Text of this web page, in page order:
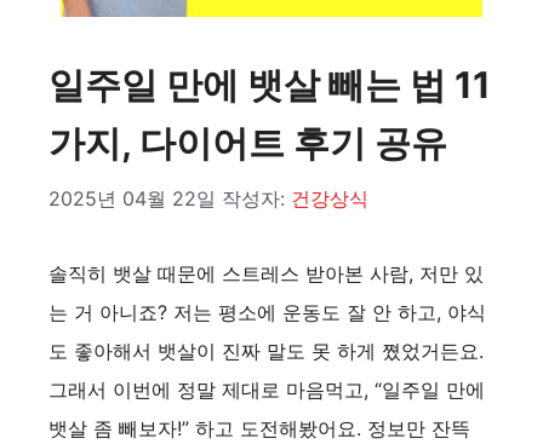
일주일 만에 뱃살 빼는 법 11
가지, 다이어트 후기 공유
2025년 04월 22일 작성자: 건강상식
솔직히 뱃살 때문에 스트레스 받아본 사람, 저만 있
는 거 아니죠? 저는 평소에 운동도 잘 안 하고, 야식
도 좋아해서 뱃살이 진짜 말도 못 하게 쪘었거든요.
그래서 이번에 정말 제대로 마음먹고, “일주일 만에
뱃살 좀 빼보자!” 하고 도전해봤어요. 정보만 잔뜩